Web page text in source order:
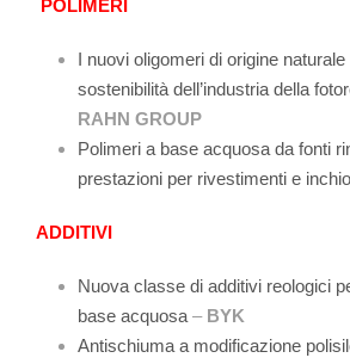
POLIMERI
I nuovi oligomeri di origine
sostenibilità dell’industria della
RAHN GROUP
Polimeri a base acquosa da fonti
prestazioni per rivestimenti e
ADDITIVI
Nuova classe di additivi reologici
base acquosa –BYK
Antischiuma a modificazione